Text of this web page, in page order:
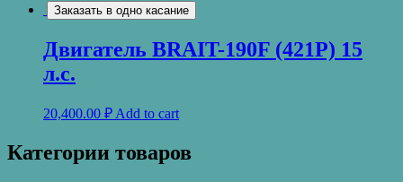
Заказать в одно касание
Двигатель BRAIT-190F (421Р) 15
л.с.
20,400.00 ₽Add to cart
Категории товаров